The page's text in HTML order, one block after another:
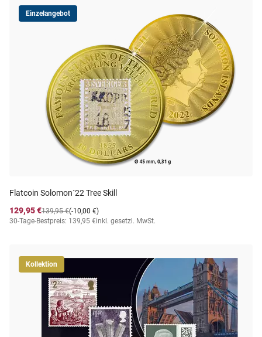
Einzelangebot
Flatcoin Solomon´22 Tree Skill
129,95 €
(-10,00 €)
139,95 €
30-Tage-Bestpreis: 139,95 €inkl. gesetzl. MwSt.
Kollektion